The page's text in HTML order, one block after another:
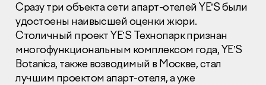
Сразу три объекта сети апарт-отелей YE’S были
удостоены наивысшей оценки жюри.
Столичный проект YE’S Технопарк признан
многофункциональным комплексом года, YE’S
Botanica, также возводимый в Москве, стал
лучшим проектом апарт-отеля, а уже